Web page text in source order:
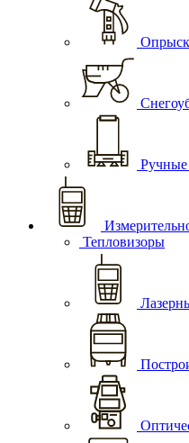
Тепловизоры